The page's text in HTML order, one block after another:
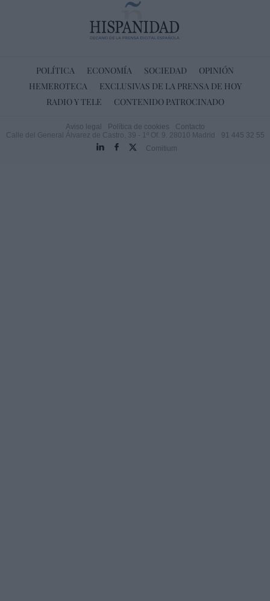
POLÍTICA ECONOMÍA SOCIEDAD
OPINIÓN
HEMEROTECA
EXCLUSIVAS DE LA PRENSA DE HOY
RADIO Y TELE
CONTENIDO PATROCINADO
Aviso legal Política de cookies
Contacto
Calle del General Álvarez de Castro, 39 - 1º Of. 9. 28010 Madrid
91 445 32 55
Comitium